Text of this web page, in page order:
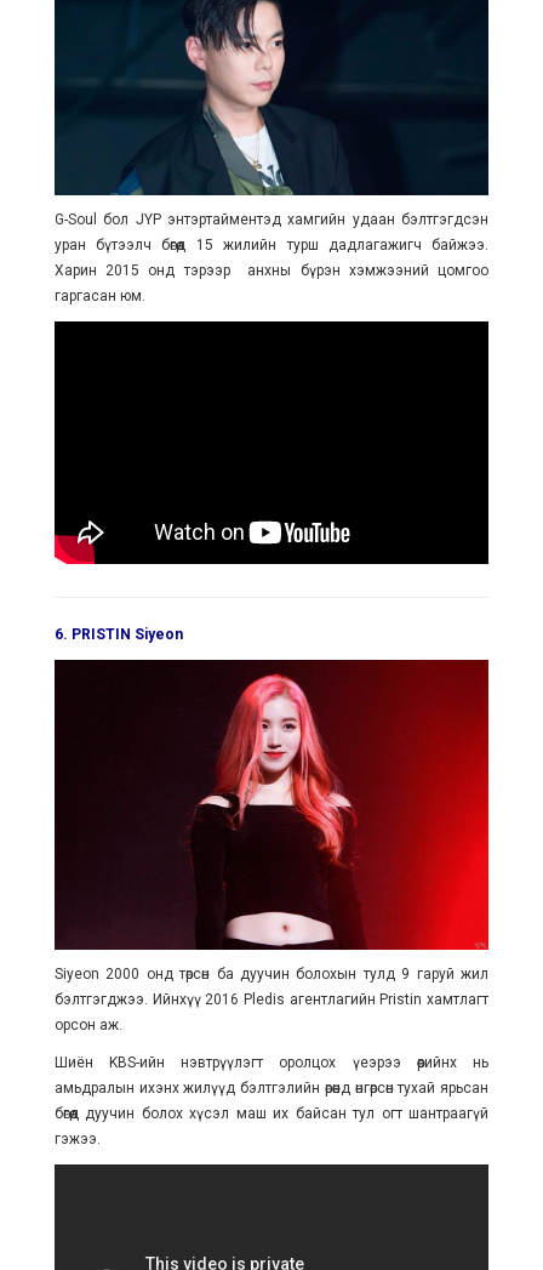
G-Soul бол JYP энтэртайментэд хамгийн удаан бэлтгэгдсэн
уран бүтээлч бөгөөд 15 жилийн турш дадлагажигч байжээ.
Харин 2015 онд тэрээр анхны бүрэн хэмжээний цомгоо
гаргасан юм.
6. PRISTIN Siyeon
Siyeon 2000 онд төрсөн ба дуучин болохын тулд 9 гаруй жил
бэлтгэгджээ. Ийнхүү 2016 Pledis агентлагийн Pristin хамтлагт
орсон аж.
Шиён KBS-ийн нэвтрүүлэгт оролцох үеэрээ өөрийнх нь
амьдралын ихэнх жилүүд бэлтгэлийн өрөөнд өнгөрсөн тухай ярьсан
бөгөөд дуучин болох хүсэл маш их байсан тул огт шантраагүй
гэжээ.